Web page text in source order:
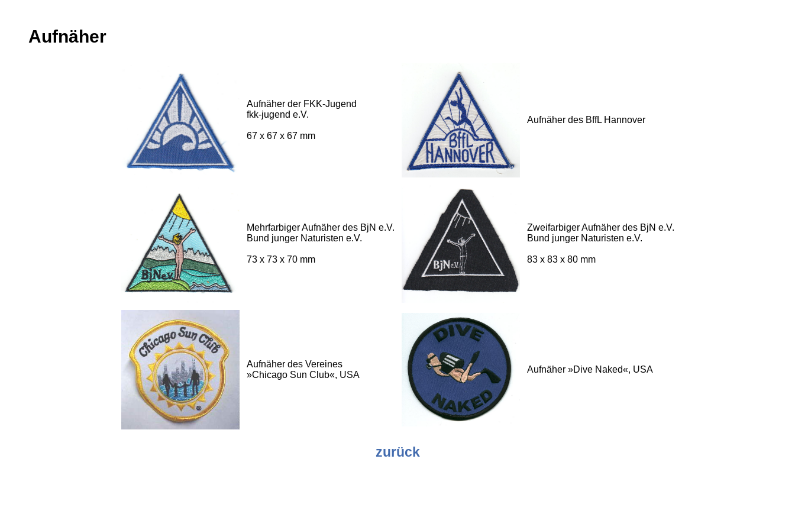
Aufnäher
Aufnäher der FKK-Jugend
fkk-jugend e.V.
67 x 67 x 67 mm
Aufnäher des BffL Hannover
Mehrfarbiger Aufnäher des BjN e.V.
Bund junger Naturisten e.V.
73 x 73 x 70 mm
Zweifarbiger Aufnäher des BjN e.V.
Bund junger Naturisten e.V.
83 x 83 x 80 mm
Aufnäher des Vereines
»Chicago Sun Club«, USA
Aufnäher »Dive Naked«, USA
zurück